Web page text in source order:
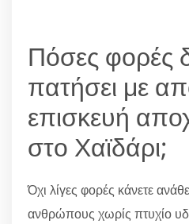
Πόσες φορές
πατήσει με
επισκευή
στο Χαϊδάρι;
Όχι λίγες φορές κάνετε
ανθρώπους χωρίς πτυχίο